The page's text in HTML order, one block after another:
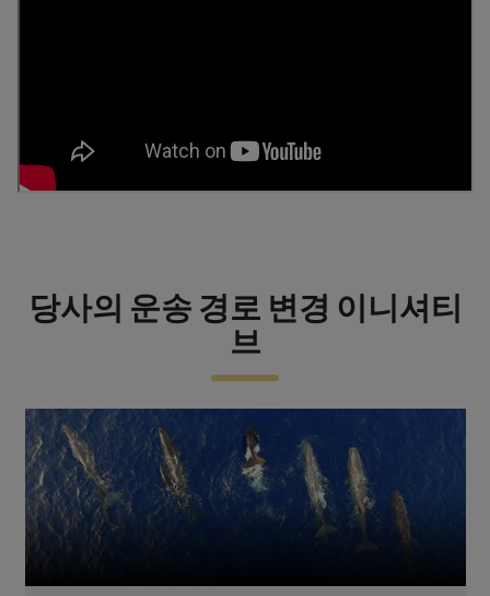
당사의 운송 경로 변경 이니셔티
브